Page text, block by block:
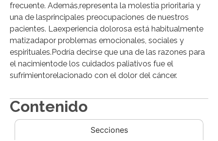
frecuente. Además,representa la molestia prioritaria y
una de lasprincipales preocupaciones de nuestros
pacientes. Laexperiencia dolorosa está habitualmente
matizadapor problemas emocionales, sociales y
espirituales.Podría decirse que una de las razones para
el nacimientode los cuidados paliativos fue el
sufrimientorelacionado con el dolor del cáncer.
Contenido
Secciones